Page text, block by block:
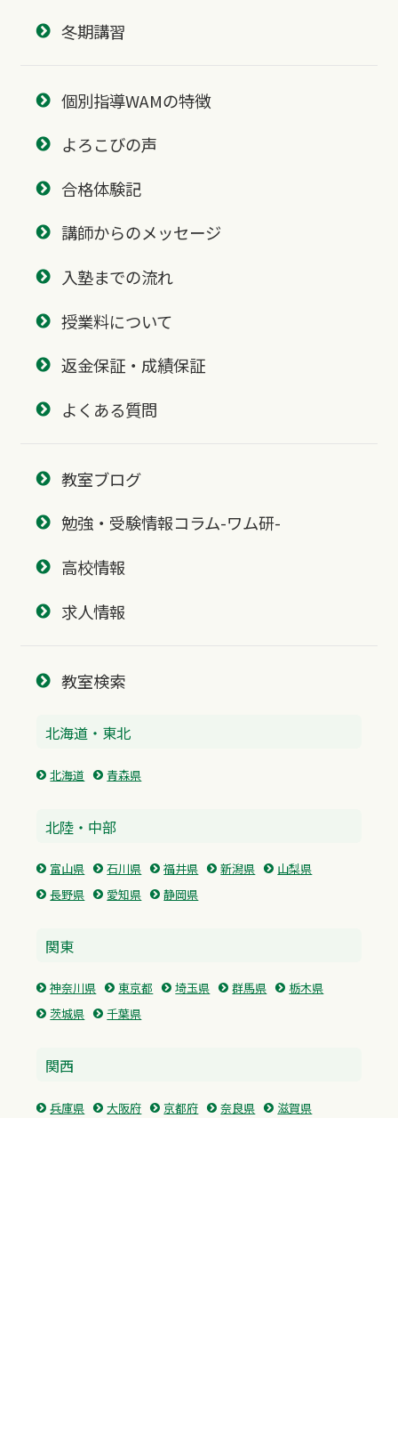
冬期講習
個別指導WAMの特徴
よろこびの声
合格体験記
講師からのメッセージ
入塾までの流れ
授業料について
返金保証・成績保証
よくある質問
教室ブログ
勉強・受験情報コラム-ワム研-
高校情報
求人情報
教室検索
北海道・東北
北海道 青森県
北陸・中部
富山県 石川県 福井県 新潟県
山梨県
長野県
愛知県 静岡県
関東
神奈川県 東京都 埼玉県 群馬県
栃木県
茨城県
千葉県
関西
兵庫県 大阪府 京都府 奈良県
滋賀県